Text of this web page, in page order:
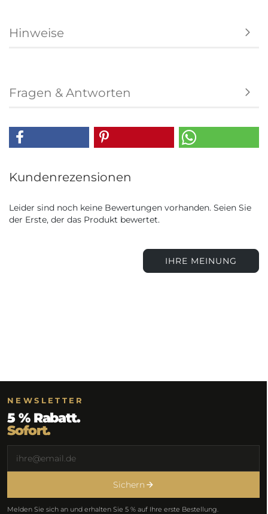
Hinweise
Fragen & Antworten
Kundenrezensionen
Leider sind noch keine Bewertungen vorhanden. Seien Sie
der Erste, der das Produkt bewertet.
IHRE MEINUNG
NEWSLETTER
5 % Rabatt.
Sofort.
Sichern
Melden Sie sich an und erhalten Sie 5 % auf Ihre erste Bestellung.